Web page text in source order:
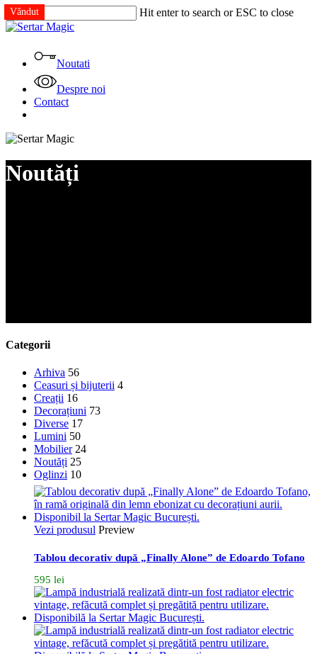
Skip
to
content
Hit enter to search or ESC to close
Close
Noutati
Despre noi
Contact
Noutăți
Categorii
Arhiva 56
Ceasuri și bijuterii 4
Creații 16
Decorațiuni 73
Diverse 17
Lumini 50
Mobilier 24
Noutăți 25
Oglinzi 10
Vezi produsul Preview
Tablou decorativ după „Finally Alone” de Edoardo Tofano
595 lei
Vândut